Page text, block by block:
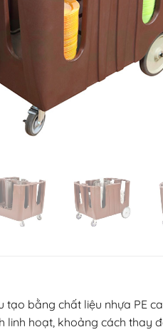
tạo bằng chất liệu nhựa PE
linh hoạt, khoảng cách thay